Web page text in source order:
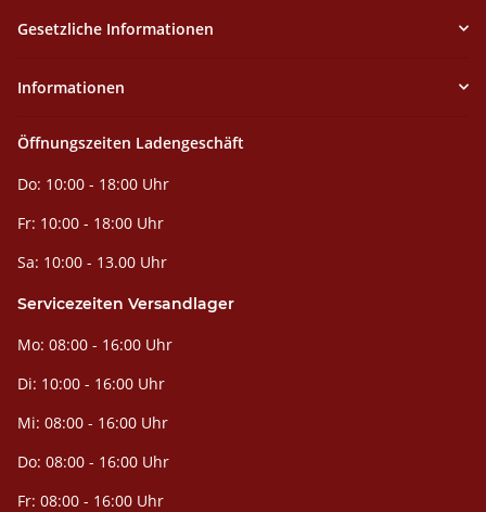
Gesetzliche Informationen
Informationen
Öffnungszeiten Ladengeschäft
Do: 10:00 - 18:00 Uhr
Fr: 10:00 - 18:00 Uhr
Sa: 10:00 - 13.00 Uhr
Servicezeiten Versandlager
Mo: 08:00 - 16:00 Uhr
Di: 10:00 - 16:00 Uhr
Mi: 08:00 - 16:00 Uhr
Do: 08:00 - 16:00 Uhr
Fr: 08:00 - 16:00 Uhr